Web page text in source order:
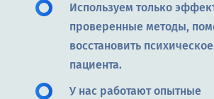
Используем только
проверенные методы,
восстановить
пациента.
У нас работают опытные